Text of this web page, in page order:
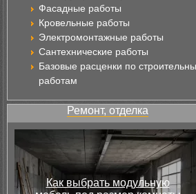
Фасадные работы
Кровельные работы
Электромонтажные работы
Сантехнические работы
Базовые расценки по
работам
Ремонт, отделка
Как выбрать модульную